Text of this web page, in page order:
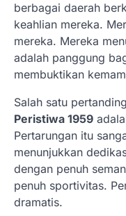
berbagai daerah
keahlian mereka.
mereka. Mereka
adalah panggung
membuktikan
Salah satu
Peristiwa 1959
Pertarungan itu
menunjukkan
dengan penuh
penuh sportivitas.
dramatis.